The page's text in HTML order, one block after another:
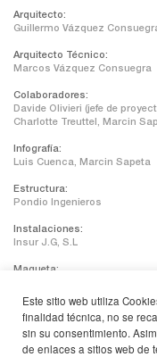
Arquitecto:
Guillermo Vázquez
Arquitecto Técnico:
Marcos Vázquez Consuegra
Colaboradores:
Davide Olivieri (jefe de
Charlotte Treuttel, Marcin
Infografía:
Luis Cuenca, Marcin Sapeta
Estructura:
Pondio Ingenieros
Instalaciones:
Insur J.G, S.L
Maqueta:
Superficie construida:
41.000 m2
Coste Total:
Este sitio web utiliza
finalidad técnica, no se
sin su consentimiento.
de enlaces a sitios web de